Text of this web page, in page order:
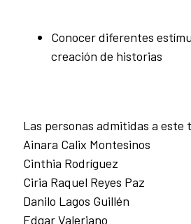
Conocer diferentes
creación de historias
Las personas admitidas a este
Ainara Calix Montesinos
Cinthia Rodríguez
Ciria Raquel Reyes Paz
Danilo Lagos Guillén
Edgar Valeriano